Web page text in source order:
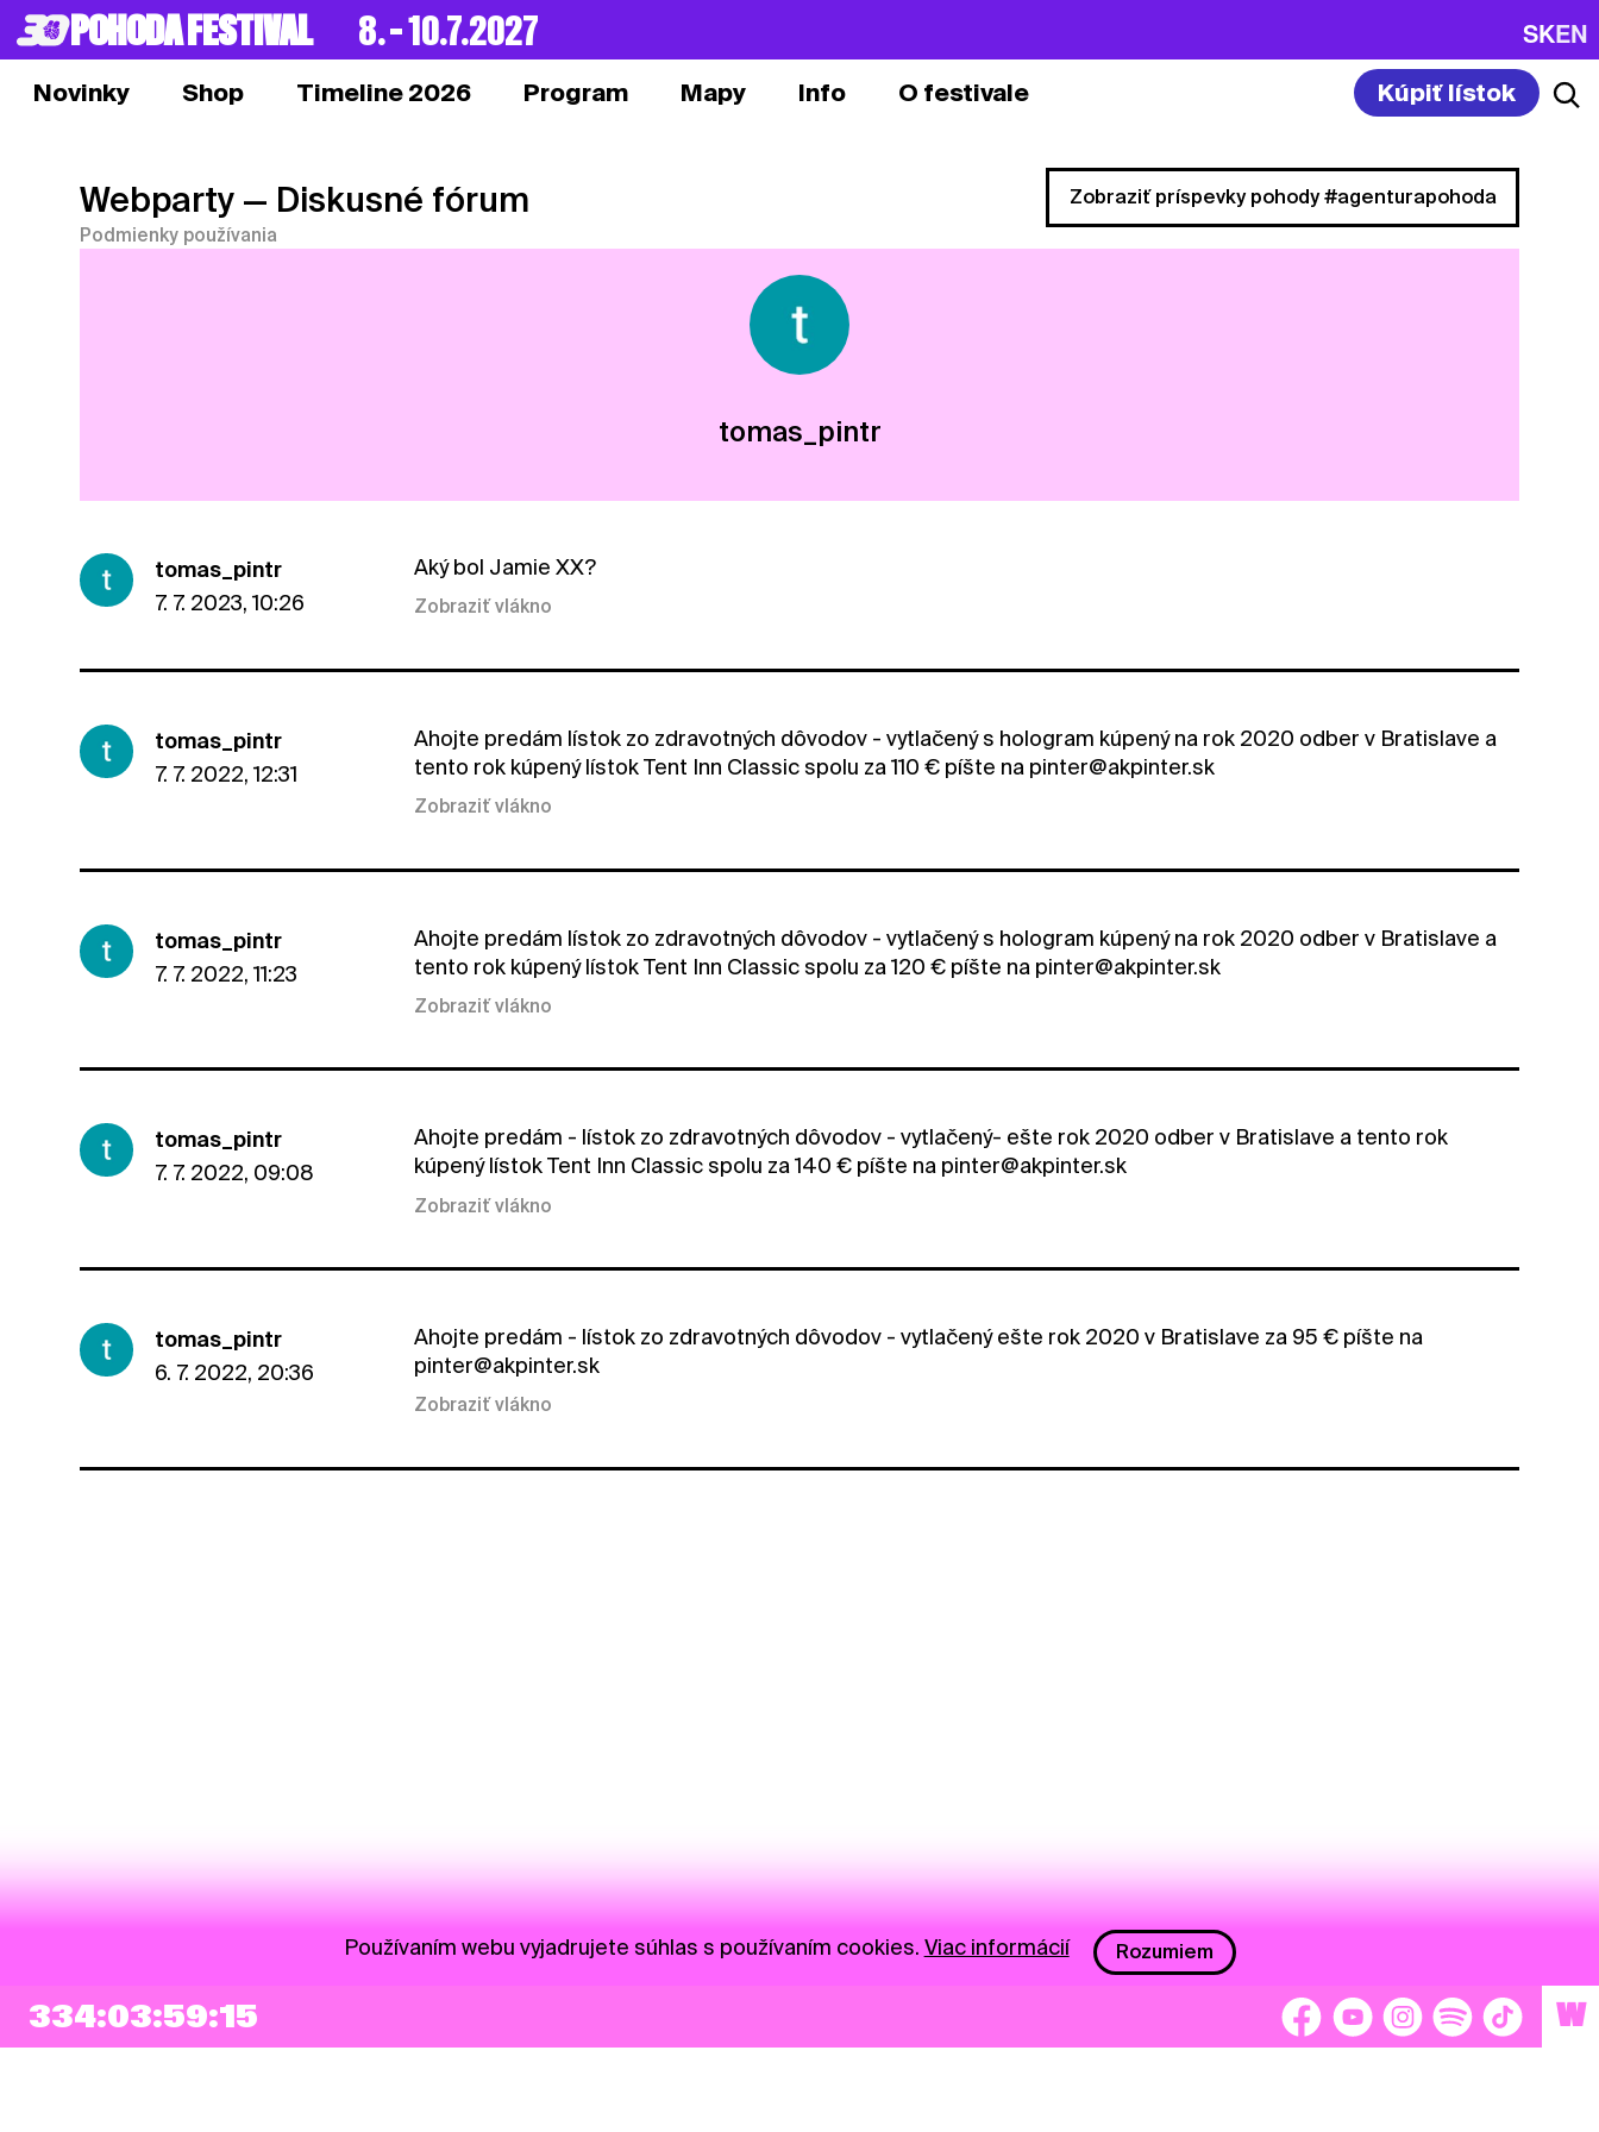
POHODA FESTIVAL 8. – 10.7.2027 SKEN
Novinky Shop Timeline 2026 Program Mapy Info O festivale Kúpiť lístok
Webparty — Diskusné fórum
Podmienky používania
Zobraziť príspevky pohody #agenturapohoda
tomas_pintr
tomas_pintr
7. 7. 2023, 10:26
Aký bol Jamie XX?
Zobraziť vlákno
tomas_pintr
7. 7. 2022, 12:31
Ahojte predám lístok zo zdravotných dôvodov - vytlačený s hologram kúpený na rok 2020 odber v Bratislave a
tento rok kúpený lístok Tent Inn Classic spolu za 110 € píšte na pinter@akpinter.sk
Zobraziť vlákno
tomas_pintr
7. 7. 2022, 11:23
Ahojte predám lístok zo zdravotných dôvodov - vytlačený s hologram kúpený na rok 2020 odber v Bratislave a
tento rok kúpený lístok Tent Inn Classic spolu za 120 € píšte na pinter@akpinter.sk
Zobraziť vlákno
tomas_pintr
7. 7. 2022, 09:08
Ahojte predám - lístok zo zdravotných dôvodov - vytlačený- ešte rok 2020 odber v Bratislave a tento rok
kúpený lístok Tent Inn Classic spolu za 140 € píšte na pinter@akpinter.sk
Zobraziť vlákno
tomas_pintr
6. 7. 2022, 20:36
Ahojte predám - lístok zo zdravotných dôvodov - vytlačený ešte rok 2020 v Bratislave za 95 € píšte na
pinter@akpinter.sk
Zobraziť vlákno
334:03:59:15 W
Používaním webu vyjadrujete súhlas s používaním cookies. Viac informácií Rozumiem